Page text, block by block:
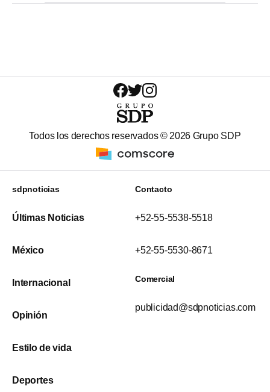
Todos los derechos reservados © 2026 Grupo SDP
sdpnoticias
Últimas Noticias
México
Internacional
Opinión
Estilo de vida
Deportes
Contacto
+52-55-5538-5518
+52-55-5530-8671
Comercial
publicidad@sdpnoticias.com